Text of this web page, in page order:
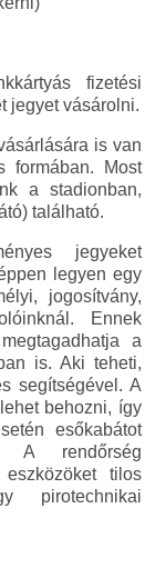
fizetési
jegyet vásárolni.
is van
formában. Most
a stadionban,
található.
jegyeket
legyen egy
jogosítvány,
Ennek
a
is. Aki teheti,
segítségével. A
behozni, így
esőkabátot
A rendőrség
tilos
pirotechnikai